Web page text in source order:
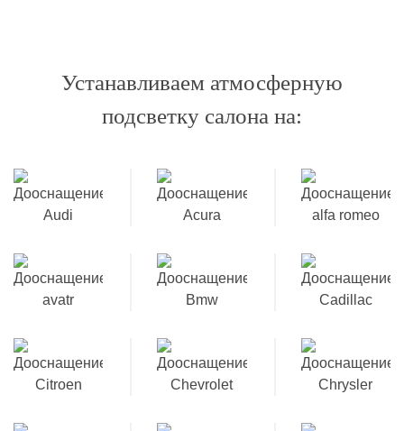
Устанавливаем атмосферную
подсветку салона на: